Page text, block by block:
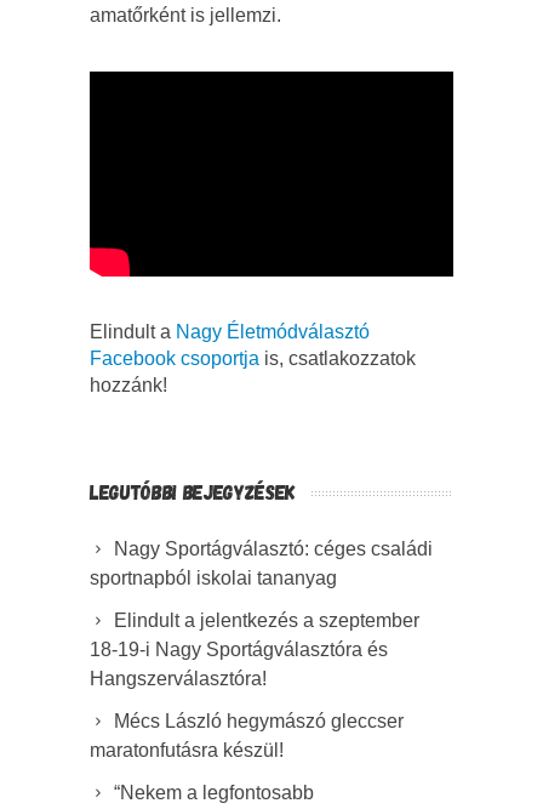
amatőrként is jellemzi.
Elindult a Nagy Életmódválasztó
Facebook csoportja is, csatlakozzatok
hozzánk!
LEGUTÓBBI BEJEGYZÉSEK
Nagy Sportágválasztó: céges családi
sportnapból iskolai tananyag
Elindult a jelentkezés a szeptember
18-19-i Nagy Sportágválasztóra és
Hangszerválasztóra!
Mécs László hegymászó gleccser
maratonfutásra készül!
“Nekem a legfontosabb